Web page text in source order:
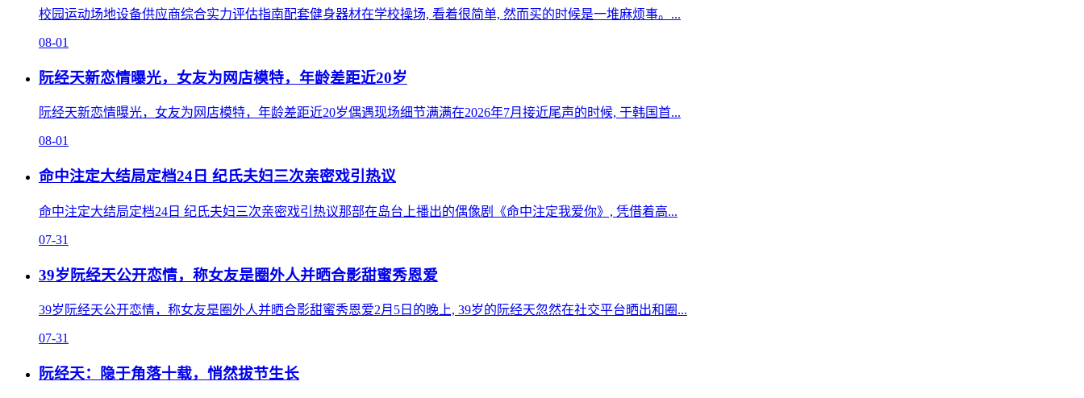
校园运动场地设备供应商综合实力评估指南配套健身器材在学校操场, 看着很简单, 然而买的时候是一堆麻烦事。...
08-01
阮经天新恋情曝光，女友为网店模特，年龄差距近20岁
阮经天新恋情曝光，女友为网店模特，年龄差距近20岁偶遇现场细节满满在2026年7月接近尾声的时候, 于韩国首...
08-01
命中注定大结局定档24日 纪氏夫妇三次亲密戏引热议
命中注定大结局定档24日 纪氏夫妇三次亲密戏引热议那部在岛台上播出的偶像剧《命中注定我爱你》, 凭借着高...
07-31
39岁阮经天公开恋情，称女友是圈外人并晒合影甜蜜秀恩爱
39岁阮经天公开恋情，称女友是圈外人并晒合影甜蜜秀恩爱2月5日的晚上, 39岁的阮经天忽然在社交平台晒出和圈...
07-31
阮经天：隐于角落十载，悄然拔节生长